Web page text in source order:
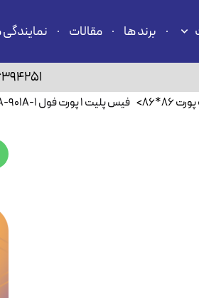
برند ها مقالات نمایندگی
86*86
> فیس پلیت ۱ پورت فول FA-901A-1